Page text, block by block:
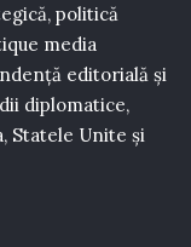
politică
media
editorială și
diplomatice,
Statele Unite și